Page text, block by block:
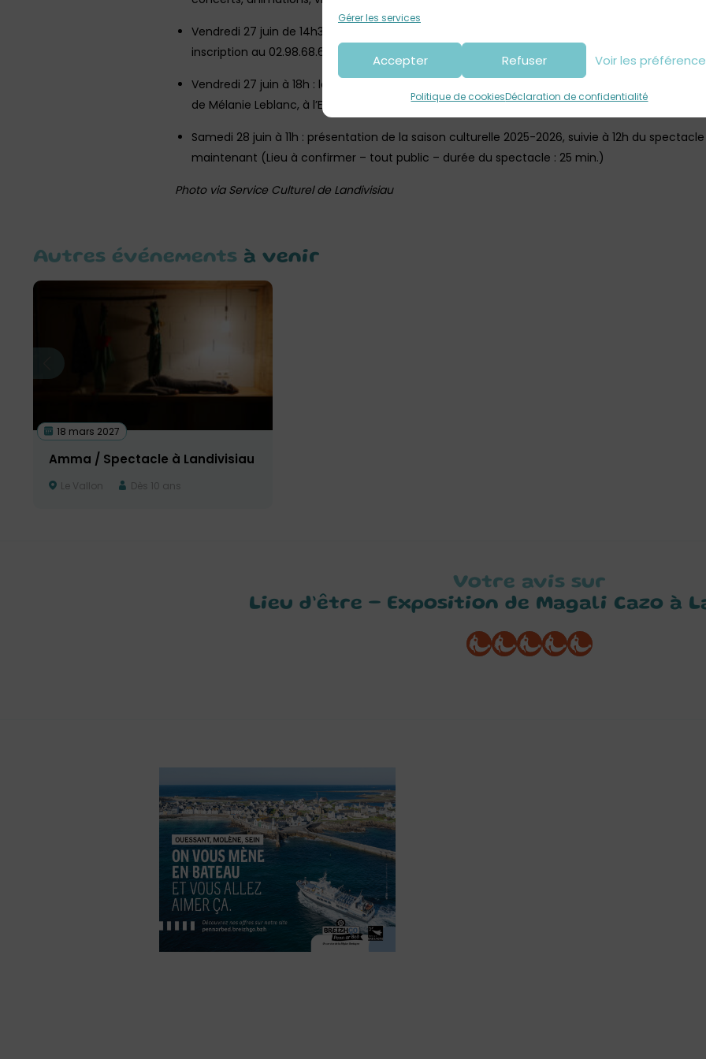
Gérer les services
Accepter Refuser Voir les
Politique de cookiesDéclaration de confidentialité
Vendredi 27 juin de 14h30 à 16h30 : atelier d’écriture avec l’autrice Mélanie Leblanc à
inscription au 02.98.68.67.63 ou par mail à culture@landivisiau.fr
Vendredi 27 juin à 18h : lecture dessinée avec Mélanie Leblanc et Magali Cazo, autour de
de Mélanie Leblanc, à l’Espace Lucien-Prigent. Ouvert à tous.
Samedi 28 juin à 11h : présentation de la saison culturelle 2025-2026, suivie à 12h du
maintenant (Lieu à confirmer – tout public – durée du spectacle : 25 min.)
Photo via Service Culturel de Landivisiau
Autres événements à venir
18 mars 2027
Amma / Spectacle à Landivisiau
Le Vallon Dès 10 ans
Votre avis sur
Lieu d’être – Exposition de Magali Cazo à